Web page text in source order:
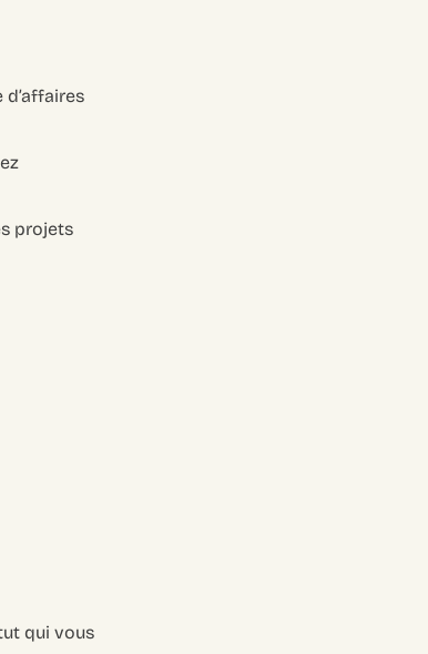
projets
qui vous